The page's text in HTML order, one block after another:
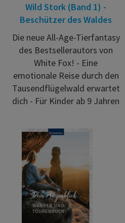
Wild Stork (Band 1) -
Beschützer des Waldes
Die neue All-Age-Tierfantasy
des Bestsellerautors von
White Fox! - Eine
emotionale Reise durch den
Tausendflügelwald erwartet
dich - Für Kinder ab 9 Jahren